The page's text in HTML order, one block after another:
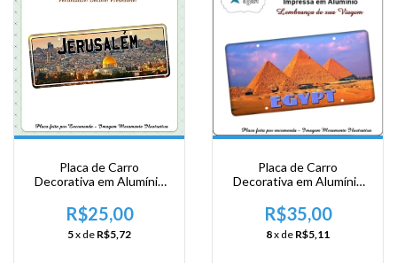
Placa de Carro
Decorativa em Alumínio
Jerusalem
R$25,00
5x de R$5,72
Placa de Carro
Decorativa em Alumínio
Viagem ao Egíto - Egypt
R$35,00
8x de R$5,11